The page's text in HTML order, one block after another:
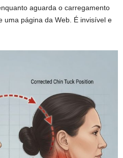
aguarda o carregamento
uma página da Web. É invisível e